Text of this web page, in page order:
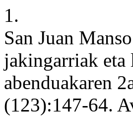
1.
San Juan
jakingarriak eta
abenduakaren
(123):147-64.